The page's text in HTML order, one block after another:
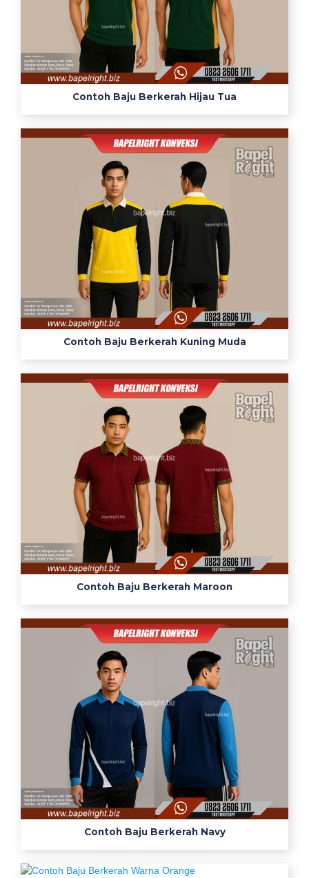
Contoh Baju Berkerah Hijau Tua
Contoh Baju Berkerah Kuning Muda
Contoh Baju Berkerah Maroon
Contoh Baju Berkerah Navy